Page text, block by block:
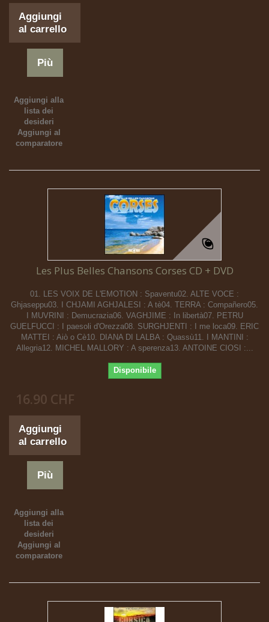
Aggiungi
al carrello
Più
Aggiungi alla
lista dei
desideri
Aggiungi al
comparatore
Les Plus Belles Chansons Corses CD + DVD
01. LES VOIX DE L'EMOTION : Spaventu02. ALTE VOCE :
Ghjaseppu03. I CHJAMI AGHJALESI : A tè04. TERRA : Compañero05.
I MUVRINI : Demucrazia06. VAGHJIME : In libertà07. PETRU
GUELFUCCI : I paesoli d'Orezza08. SURGHJENTI : I me loca09. ERIC
MATTEI : Aiò o Cè10. DIANA DI LALBA : Quassù11. I MANTINI :
Allegria12. MICHEL MALLORY : A sperenza13. ANTOINE CIOSI :...
Disponibile
16.90 CHF
Aggiungi
al carrello
Più
Aggiungi alla
lista dei
desideri
Aggiungi al
comparatore